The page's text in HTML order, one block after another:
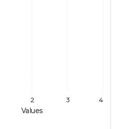
Values
2 3 4